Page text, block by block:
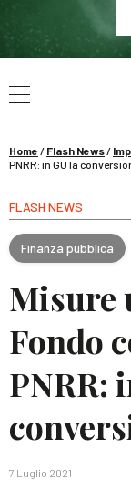
Nuove linee
Home / Flash News/
PNRR: in GU la
FLASH NEWS
Finanza pubblica
Misure
Fondo
PNRR:
7 Luglio 2021